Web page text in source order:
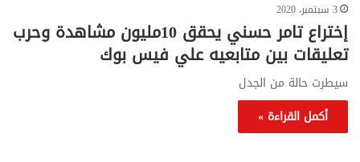
3 سبتمبر، 2020
إختراع تامر حسني يحقق 10مليون مشاهدة وحرب
تعليقات بين متابعيه علي فيس بوك
سيطرت حالة من الجدل
أكمل القراءة »